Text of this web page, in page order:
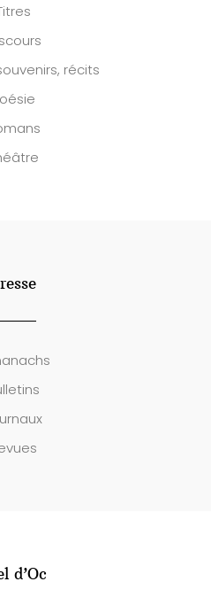
récits
d’Oc